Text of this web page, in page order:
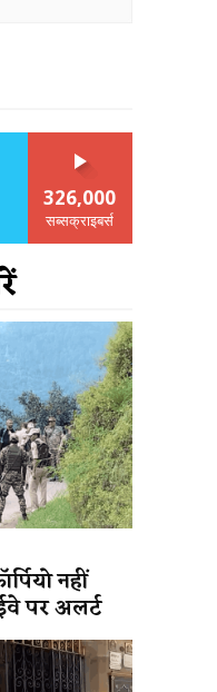
326,000
सब्सक्राइबर्स
नहीं
पर अलर्ट